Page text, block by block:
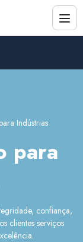
Indústrias
para
confiança,
clientes serviços